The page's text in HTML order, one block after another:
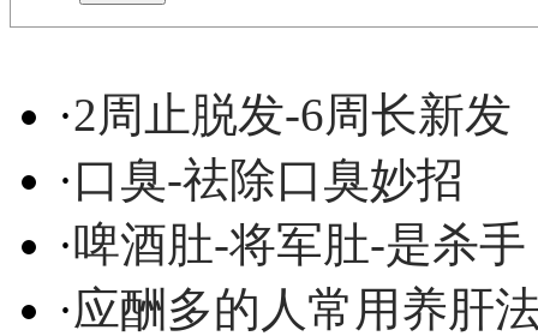
·2周止脱发-6周长新发
·口臭-祛除口臭妙招
·啤酒肚-将军肚-是杀手
·应酬多的人常用养肝